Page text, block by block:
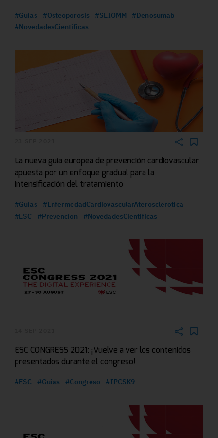
#Guias #Osteoporosis #SEIOMM
#Denosumab
#NovedadesCientificas
La nueva guía europea de prevención cardiovascular
apuesta por un enfoque gradual para la
intensificación del tratamiento
#Guias
#EnfermedadCardiovascularAterosclerotica
#ESC
#Prevencion #NovedadesCientificas
ESC CONGRESS 2021: ¡Vuelve a ver los contenidos
presentados durante el congreso!
#ESC #Guias #Congreso #IPCSK9